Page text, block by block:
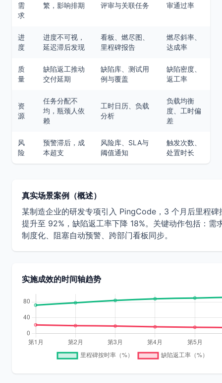
需
求
繁，影响排期
评审与关联任务
审通过率
进
度
进度不可视，
延迟滞后发现
看板、燃尽图、
里程碑报告
燃尽斜率、
达成率
质
量
缺陷返工推动
交付延期
缺陷库、测试用
例与覆盖
缺陷密度、
返工率
资
源
任务分配不
均，瓶颈人依
赖
工时日历、负载
分析
负载均衡
度、工时偏
差
风
险
预警滞后，成
本超支
风险库、SLA与
阈值通知
触发次数、
处置时长
真实场景案例（概述）
某制造企业的研发专项引入 PingCode，3 个月后里程碑
提升至 92%，缺陷返工率下降 18%。关键动作包括：需
制度化、阻塞自动预警、跨部门看板同步。
实施成效的时间轴趋势